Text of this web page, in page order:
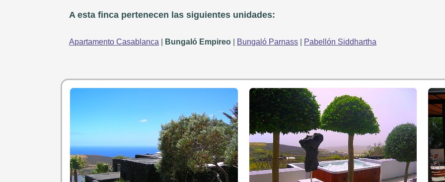
A esta finca pertenecen las siguientes unidades:
Apartamento Casablanca Bungaló Empireo Bungaló Parnass Pabellón Siddhartha